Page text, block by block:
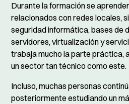
Durante la formación se
relacionados con redes locales,
seguridad informática, bases de
servidores, virtualización y
trabaja mucho la parte práctica,
un sector tan técnico como este.
Incluso, muchas personas
posteriormente estudiando un